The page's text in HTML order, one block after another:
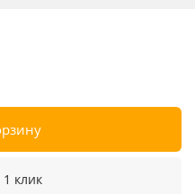
клик